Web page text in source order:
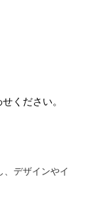
ください。
、デザインやイ